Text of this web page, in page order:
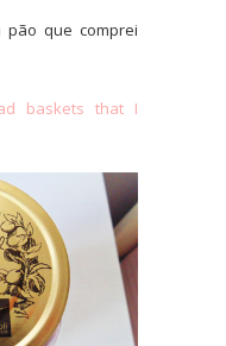
pão que comprei
baskets that I